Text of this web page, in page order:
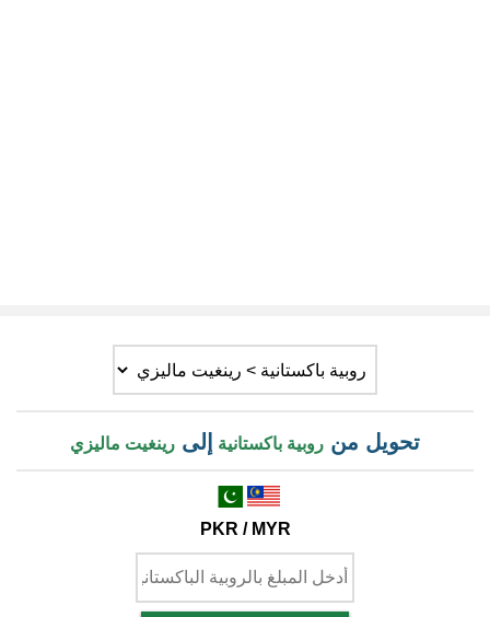
تحويل من روبية باكستانية إلى رينغيت ماليزي
PKR / MYR